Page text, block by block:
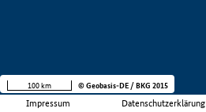
Impressum Datenschutzerklärung
100 km © Geobasis-DE / BKG 2015